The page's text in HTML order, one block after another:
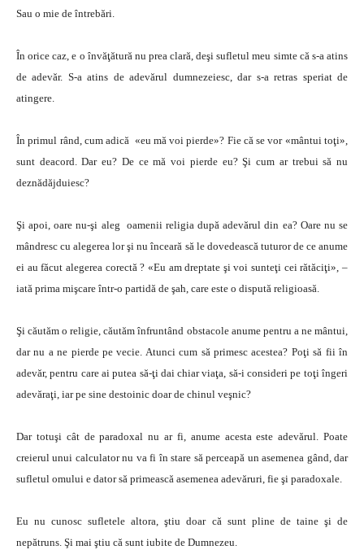
Sau o mie de întrebări.
În orice caz, e o învăţătură nu prea clară, deşi sufletul meu simte că s-a atins
de adevăr. S-a atins de adevărul dumnezeiesc, dar s-a retras speriat de
atingere.
În primul rând, cum adică «eu mă voi pierde»? Fie că se vor «mântui toţi»,
sunt deacord. Dar eu? De ce mă voi pierde eu? Şi cum ar trebui să nu
deznădăjduiesc?
Şi apoi, oare nu-şi aleg oamenii religia după adevărul din ea? Oare nu se
mândresc cu alegerea lor şi nu înceară să le dovedească tuturor de ce anume
ei au făcut alegerea corectă ? «Eu am dreptate şi voi sunteţi cei rătăciţi», –
iată prima mişcare într-o partidă de şah, care este o dispută religioasă.
Şi căutăm o religie, căutăm înfruntând obstacole anume pentru a ne mântui,
dar nu a ne pierde pe vecie. Atunci cum să primesc acestea? Poţi să fii în
adevăr, pentru care ai putea să-ţi dai chiar viaţa, să-i consideri pe toţi îngeri
adevăraţi, iar pe sine destoinic doar de chinul veşnic?
Dar totuşi cât de paradoxal nu ar fi, anume acesta este adevărul. Poate
creierul unui calculator nu va fi în stare să perceapă un asemenea gând, dar
sufletul omului e dator să primească asemenea adevăruri, fie şi paradoxale.
Eu nu cunosc sufletele altora, ştiu doar că sunt pline de taine şi de
nepătruns. Şi mai ştiu că sunt iubite de Dumnezeu.